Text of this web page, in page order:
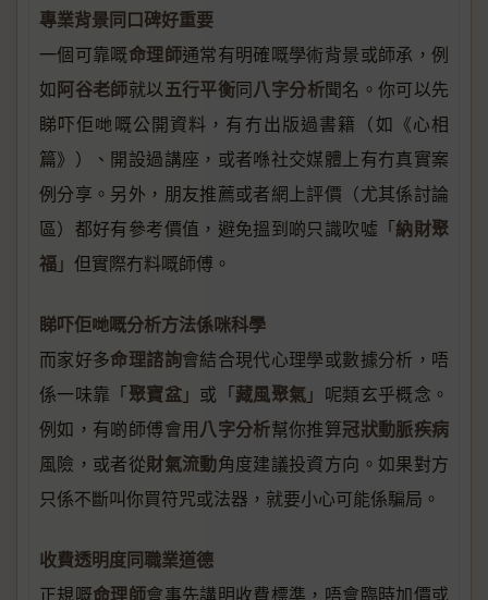
專業背景同口碑好重要
一個可靠嘅命理師通常有明確嘅學術背景或師承，例
如阿谷老師就以五行平衡同八字分析聞名。你可以先
睇吓佢哋嘅公開資料，有冇出版過書籍（如《心相
篇》）、開設過講座，或者喺社交媒體上有冇真實案
例分享。另外，朋友推薦或者網上評價（尤其係討論
區）都好有參考價值，避免搵到啲只識吹噓「納財聚
福」但實際冇料嘅師傅。
睇吓佢哋嘅分析方法係咪科學
而家好多命理諮詢會結合現代心理學或數據分析，唔
係一味靠「聚寶盆」或「藏風聚氣」呢類玄乎概念。
例如，有啲師傅會用八字分析幫你推算冠狀動脈疾病
風險，或者從財氣流動角度建議投資方向。如果對方
只係不斷叫你買符咒或法器，就要小心可能係騙局。
收費透明度同職業道德
正規嘅命理師會事先講明收費標準，唔會臨時加價或